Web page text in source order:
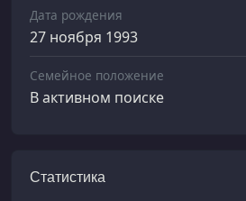
Дата рождения
27 ноября 1993
Семейное положение
В активном поиске
Статистика